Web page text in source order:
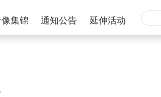
集锦 通知公告 延伸活动